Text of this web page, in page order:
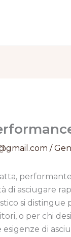
/
di asciugare
si distingue
o per chi
di